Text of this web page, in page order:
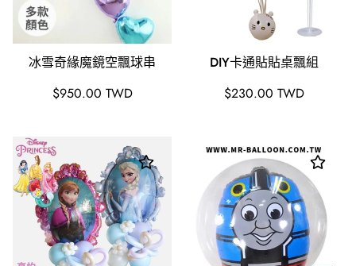
冰雪奇緣魔鏡空飄球串
原
$950.00 TWD
DIY卡通貼貼桌飄組
原
$230.00 TWD